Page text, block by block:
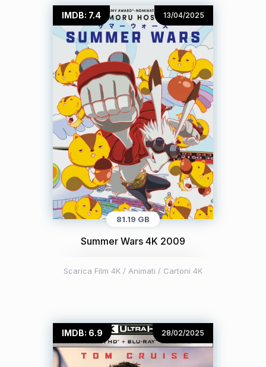
IMDB: 7.4 13/04/2025
81.19 GB
Summer Wars 4K 2009
Scarica Film 4K / Animati / Cartoni 4K
IMDB: 6.9 28/02/2025